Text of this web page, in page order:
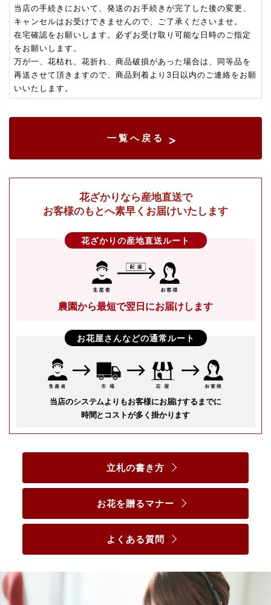
当店の手続きにおいて、発送のお手続きが完了した後の変更、
キャンセルはお受けできませんので、ご了承くださいませ。
在宅確認をお願いします。必ずお受け取り可能な日時のご指定
をお願いします。
万が一、花枯れ、花折れ、商品破損があった場合は、同等品を
再送させて頂きますので、商品到着より3日以内のご連絡をお願
いいたします。
一覧へ戻る >
花ざかりなら産地直送で
お客様のもとへ素早くお届けいたします
花ざかりの産地直送ルート
農園から最短で翌日にお届けします
お花屋さんなどの通常ルート
当店のシステムよりもお客様にお届けするまでに
時間とコストが多く掛かります
立札の書き方
お花を贈るマナー
よくある質問